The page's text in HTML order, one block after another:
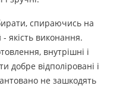
спираючись на
якість виконання.
внутрішні і
добре відполіровані і
не зашкодять